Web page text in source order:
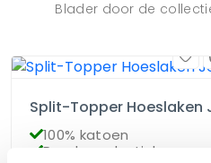
Blader door de
Split-Topper Hoeslaken
100% katoen
Rondom elastiek